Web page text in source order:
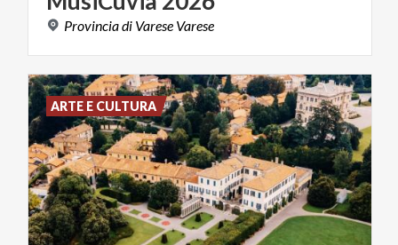
Provinciadi Varese Varese
ARTE E CULTURA